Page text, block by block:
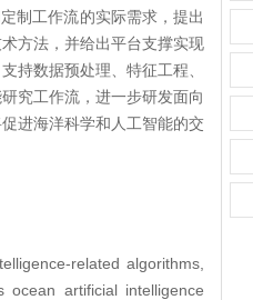
制工作流的实际需求，提出
方法，并给出平台支撑实现
持数据预处理、特征工程、
究工作流，进一步研发面向
进海洋科学和人工智能的交
related algorithms,
artificial intelligence